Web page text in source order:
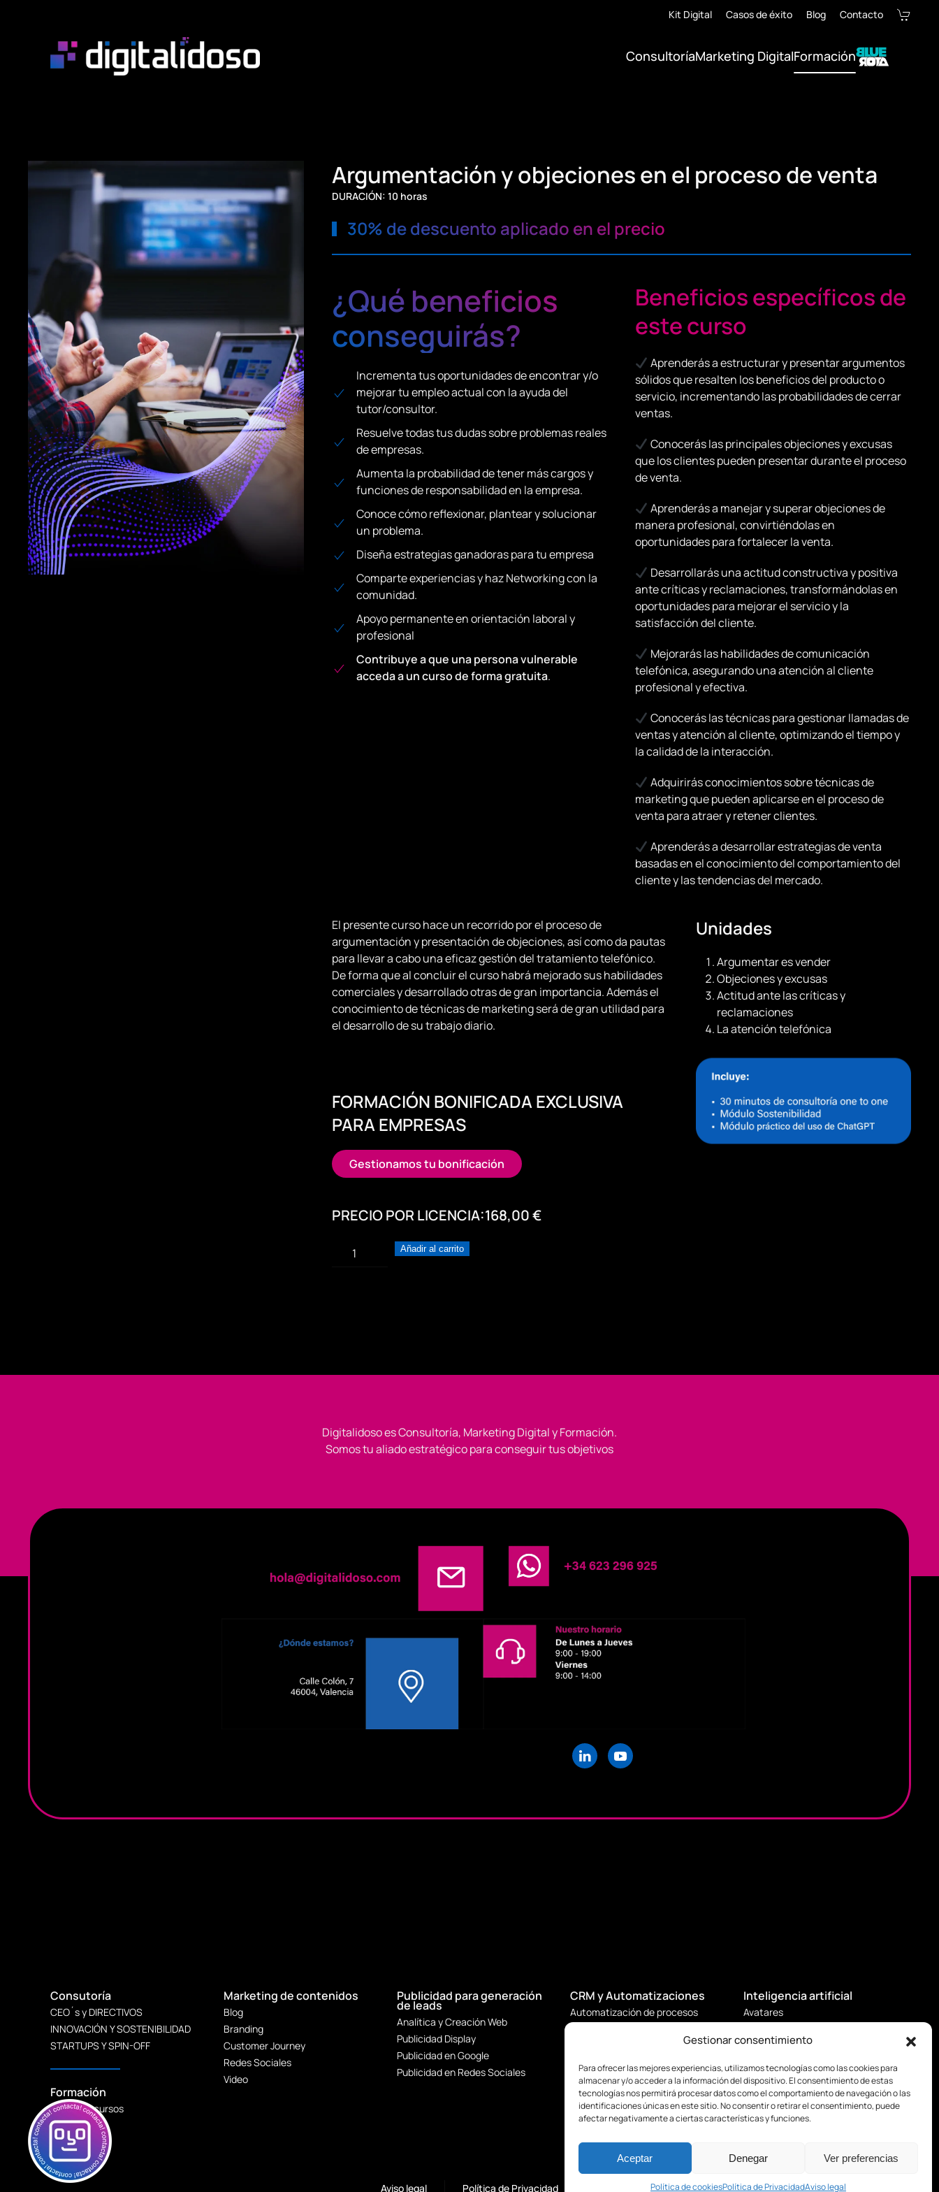
Gestionar consentimiento
Para ofrecer las mejores experiencias, utilizamos tecnologías como las cookies para
almacenar y/o acceder a la información del dispositivo. El consentimiento de estas
tecnologías nos permitirá procesar datos como el comportamiento de navegación o las
identificaciones únicas en este sitio. No consentir o retirar el consentimiento, puede
afectar negativamente a ciertas características y funciones.
Aceptar Denegar Ver preferencias
Política de cookiesPolítica de PrivacidadAviso legal
Skip to main content
Kit Digital Casos de éxito Blog Contacto
ConsultoríaMarketing DigitalFormación
Argumentación y objeciones en el proceso de venta
DURACIÓN: 10 horas
30% de descuento aplicado en el precio
¿Qué beneficios
conseguirás?
Incrementa tus oportunidades de encontrar y/o
mejorar tu empleo actual con la ayuda del
tutor/consultor.
Resuelve todas tus dudas sobre problemas reales
de empresas.
Aumenta la probabilidad de tener más cargos y
funciones de responsabilidad en la empresa.
Conoce cómo reflexionar, plantear y solucionar
un problema.
Diseña estrategias ganadoras para tu empresa
Comparte experiencias y haz Networking con la
comunidad.
Apoyo permanente en orientación laboral y
profesional
Contribuye a que una persona vulnerable
acceda a un curso de forma gratuita.
Beneficios específicos de
este curso
Aprenderás a estructurar y presentar argumentos
sólidos que resalten los beneficios del producto o
servicio, incrementando las probabilidades de cerrar
ventas.
Conocerás las principales objeciones y excusas
que los clientes pueden presentar durante el proceso
de venta.
Aprenderás a manejar y superar objeciones de
manera profesional, convirtiéndolas en
oportunidades para fortalecer la venta.
Desarrollarás una actitud constructiva y positiva
ante críticas y reclamaciones, transformándolas en
oportunidades para mejorar el servicio y la
satisfacción del cliente.
Mejorarás las habilidades de comunicación
telefónica, asegurando una atención al cliente
profesional y efectiva.
Conocerás las técnicas para gestionar llamadas de
ventas y atención al cliente, optimizando el tiempo y
la calidad de la interacción.
Adquirirás conocimientos sobre técnicas de
marketing que pueden aplicarse en el proceso de
venta para atraer y retener clientes.
Aprenderás a desarrollar estrategias de venta
basadas en el conocimiento del comportamiento del
cliente y las tendencias del mercado.
El presente curso hace un recorrido por el proceso de
argumentación y presentación de objeciones, así como da pautas
para llevar a cabo una eficaz gestión del tratamiento telefónico.
De forma que al concluir el curso habrá mejorado sus habilidades
comerciales y desarrollado otras de gran importancia. Además el
conocimiento de técnicas de marketing será de gran utilidad para
el desarrollo de su trabajo diario.
FORMACIÓN BONIFICADA EXCLUSIVA
PARA EMPRESAS
Gestionamos tu bonificación
PRECIO POR LICENCIA:168,00€
ArgumentaciónAñadir al carrito
Unidades
Argumentar es vender
Objeciones y excusas
Actitud ante las críticas y
reclamaciones
La atención telefónica
Digitalidoso es Consultoría, Marketing Digital y Formación.
Somos tu aliado estratégico para conseguir tus objetivos
Consutoría
CEO´s y DIRECTIVOS
INNOVACIÓN Y SOSTENIBILIDAD
STARTUPS Y SPIN-OFF
Formación
Todos los cursos
Marketing de contenidos
Blog
Branding
Customer Journey
Redes Sociales
Video
Publicidad para generación
de leads
Analítica y Creación Web
Publicidad Display
Publicidad en Google
Publicidad en Redes Sociales
CRM y Automatizaciones
Automatización de procesos
Integraciones
Inteligencia artificial
Avatares
Generación de contenidos
Aviso legal Política de Privacidad